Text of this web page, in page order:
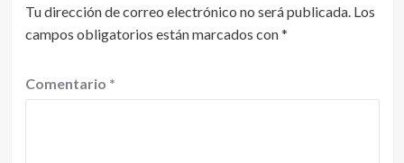
Tu dirección de correo electrónico no será publicada. Los
campos obligatorios están marcados con*
Comentario *